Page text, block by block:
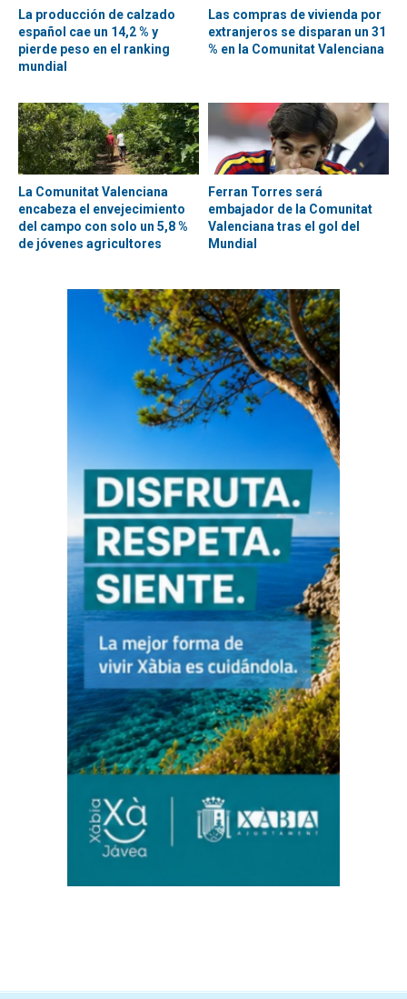
La producción de calzado
español cae un 14,2 % y
pierde peso en el ranking
mundial
Las compras de vivienda por
extranjeros se disparan un 31
% en la Comunitat Valenciana
La Comunitat Valenciana
encabeza el envejecimiento
del campo con solo un 5,8 %
de jóvenes agricultores
Ferran Torres será
embajador de la Comunitat
Valenciana tras el gol del
Mundial